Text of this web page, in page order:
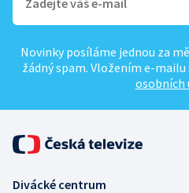
Novinky posíláme jednou za
žádný spam. Vložením e-
osobních